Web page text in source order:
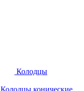
Колодцы
Колодцы конические